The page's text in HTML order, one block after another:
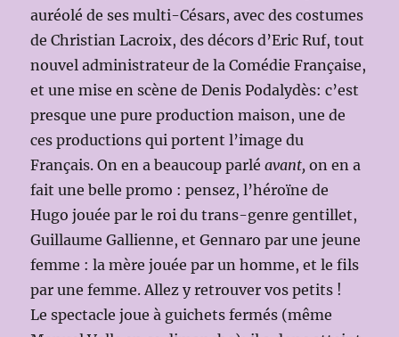
auréolé de ses multi-Césars, avec des costumes
de Christian Lacroix, des décors d’Eric Ruf, tout
nouvel administrateur de la Comédie Française,
et une mise en scène de Denis Podalydès: c’est
presque une pure production maison, une de
ces productions qui portent l’image du
Français. On en a beaucoup parléavant, on en a
fait une belle promo : pensez, l’héroïne de
Hugo jouée par le roi du trans-genre gentillet,
Guillaume Gallienne, et Gennaro par une jeune
femme : la mère jouée par un homme, et le fils
par une femme. Allez y retrouver vos petits !
Le spectacle joue à guichets fermés (même